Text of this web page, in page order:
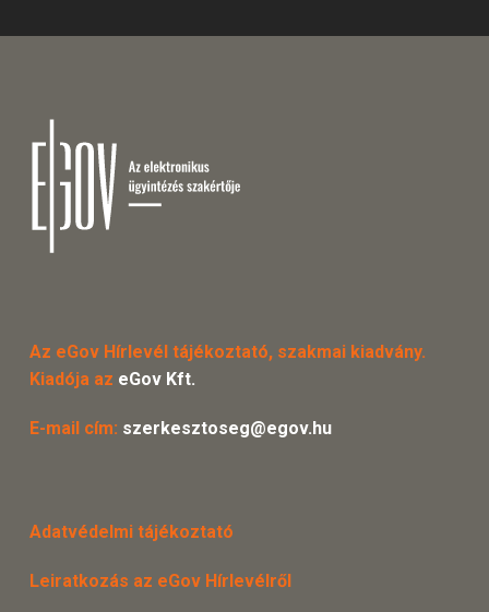
Az eGov Hírlevél tájékoztató, szakmai kiadvány.
Kiadója az eGov Kft.
E-mail cím: szerkesztoseg@egov.hu
Adatvédelmi tájékoztató
Leiratkozás az eGov Hírlevélről